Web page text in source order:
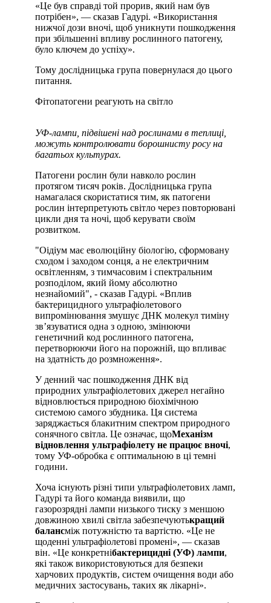
«Це був справді той прорив, який нам був
потрібен», — сказав Гадурі. «Використання
нижчої дози вночі, щоб уникнути пошкодження
при збільшенні впливу рослинного патогену,
було ключем до успіху».
Тому дослідницька група повернулася до цього
питання.
Фітопатогени реагують на світло
УФ-лампи, підвішені над рослинами в теплиці,
можуть контролювати борошнисту росу на
багатьох культурах.
Патогени рослин були навколо рослин
протягом тисяч років. Дослідницька група
намагалася скористатися тим, як патогени
рослин інтерпретують світло через повторювані
цикли дня та ночі, щоб керувати своїм
розвитком.
"Оідіум має еволюційну біологію, сформовану
сходом і заходом сонця, а не електричним
освітленням, з тимчасовим і спектральним
розподілом, який йому абсолютно
незнайомий", - сказав Гадурі. «Вплив
бактерицидного ультрафіолетового
випромінювання змушує ДНК молекул тиміну
зв’язуватися одна з одною, змінюючи
генетичний код рослинного патогена,
перетворюючи його на порожній, що впливає
на здатність до розмноження».
У денний час пошкодження ДНК від
природних ультрафіолетових джерел негайно
відновлюється природною біохімічною
системою самого збудника. Ця система
заряджається блакитним спектром природного
сонячного світла. Це означає, щоМеханізм
відновлення ультрафіолету не працює вночі,
тому УФ-обробка є оптимальною в ці темні
години.
Хоча існують різні типи ультрафіолетових ламп,
Гадурі та його команда виявили, що
газорозрядні лампи низького тиску з меншою
довжиною хвилі світла забезпечуютькращий
балансміж потужністю та вартістю. «Це не
щоденні ультрафіолетові промені», — сказав
він. «Це конкретнібактерицидні (УФ) лампи,
які також використовуються для безпеки
харчових продуктів, систем очищення води або
медичних застосувань, таких як лікарні».